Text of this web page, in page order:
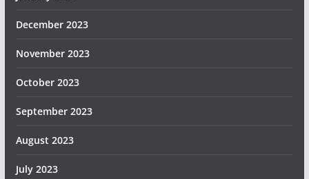
December 2023
November 2023
October 2023
September 2023
August 2023
July 2023